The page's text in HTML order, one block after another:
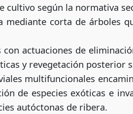
cultivo según la normativa
mediante corta de árboles
actuaciones de
y revegetación posterior
multifuncionales
de especies exóticas e
autóctonas de ribera.